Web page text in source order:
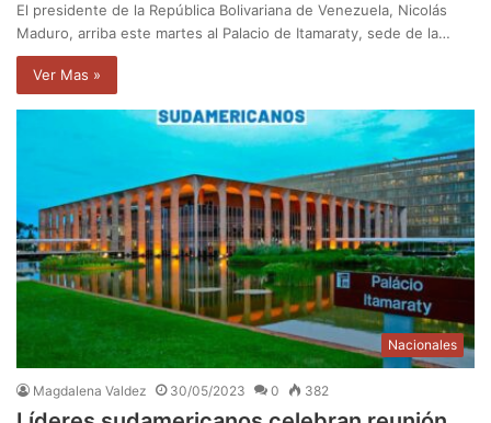
El presidente de la República Bolivariana de Venezuela, Nicolás
Maduro, arriba este martes al Palacio de Itamaraty, sede de la…
Ver Mas »
Nacionales
Magdalena Valdez 30/05/2023 0 382